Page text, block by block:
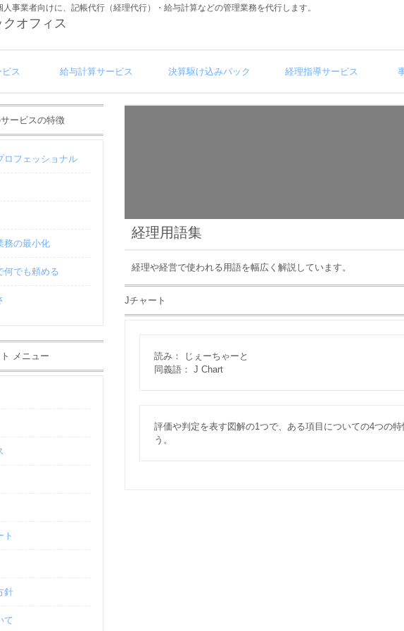
事業者向けに、記帳代行（経理代行）・給与計算などの管理業務を代行します。
オフィス
ス 給与計算サービス 決算駆け込みパック 経理指導サービス
経理用語集
経理や経営で使われる用語を幅広く解説しています。
Jチャート
読み： じぇーちゃーと
同義語： J Chart
評価や判定を表す図解の1つで、ある項目についての4つの
う。
ービスの特徴
ロフェッショナル
務の最小化
何でも頼める
メニュー
ト
針
て